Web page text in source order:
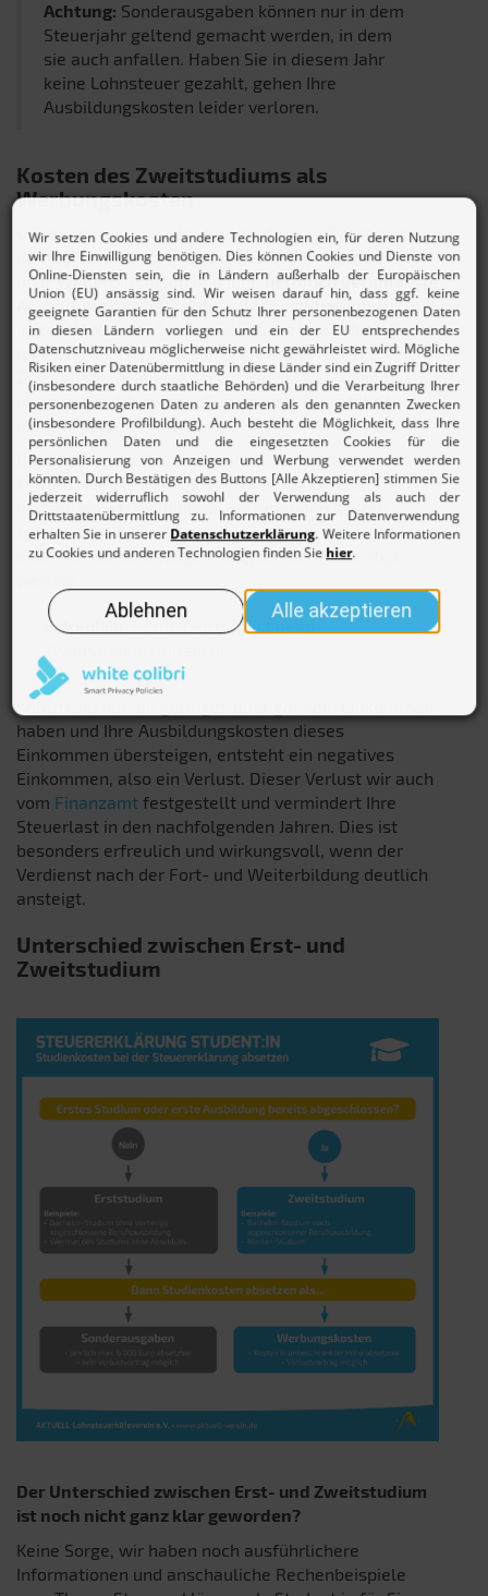
Achtung: Sonderausgaben können nur in dem
Steuerjahr geltend gemacht werden, in dem
sie auch anfallen. Haben Sie in diesem Jahr
keine Lohnsteuer gezahlt, gehen Ihre
Ausbildungskosten leider verloren.
Kosten des Zweitstudiums als
Werbungskosten
Glücklicherweise sieht die Situation im Zweitstudium
deutlich besser aus. Als Zweitstudium werden Fort-
oder Weiterbildungen und jedeberuflich veranlasste
Ausbildung nach Abschluss des Erststudiumsoder
abgeschlossener Berufsausbildung bewertet. Häufig
handelt es sich hierbei um ein Master- oder
Zweitstudium, aber auch ein Bachelorstudium nach
einer abgeschlossenen Berufsausbildung fällt in
diese Kategorie.
Die Bildungsmaßnahme dient damit bereits der
Erwerbstätigkeit, da ein erster Beruf bereits
vorhanden ist. Die hieraus entfallenden Kosten
können somitin voller Höhe alsWerbungskostenbei
einer nichtselbständigen Tätigkeit berücksichtigt
Erfreulich: Verlustvortrag ist beim
Sofern Sie nur ein geringes oder gar kein Einkommen
haben und Ihre Ausbildungskosten dieses
Einkommen übersteigen, entsteht ein negatives
Einkommen, also ein Verlust. Dieser Verlust wir auch
vom Finanzamt festgestellt und vermindert Ihre
Steuerlast in den nachfolgenden Jahren. Dies ist
besonders erfreulich und wirkungsvoll, wenn der
Verdienst nach der Fort- und Weiterbildung deutlich
ansteigt.
Unterschied zwischen Erst- und
Zweitstudium
Der Unterschied zwischen Erst- und Zweitstudium
ist noch nicht ganz klar geworden?
Keine Sorge, wir haben noch ausführlichere
Informationen und anschauliche Rechenbeispiele